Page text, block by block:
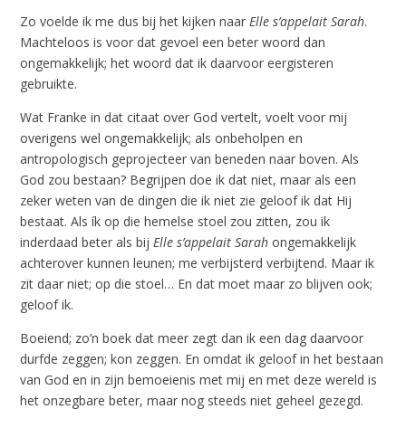
Zo voelde ik me dus bij het kijken naar Elle s’appelait Sarah.
Machteloos is voor dat gevoel een beter woord dan
ongemakkelijk; het woord dat ik daarvoor eergisteren
gebruikte.
Wat Franke in dat citaat over God vertelt, voelt voor mij
overigens wel ongemakkelijk; als onbeholpen en
antropologisch geprojecteer van beneden naar boven. Als
God zou bestaan? Begrijpen doe ik dat niet, maar als een
zeker weten van de dingen die ik niet zie geloof ik dat Hij
bestaat. Als ík op die hemelse stoel zou zitten, zou ik
inderdaad beter als bij Elle s’appelait Sarahongemakkelijk
achterover kunnen leunen; me verbijsterd verbijtend. Maar ik
zit daar niet; op die stoel… En dat moet maar zo blijven ook;
geloof ik.
Boeiend; zo’n boek dat meer zegt dan ik een dag daarvoor
durfde zeggen; kon zeggen. En omdat ik geloof in het bestaan
van God en in zijn bemoeienis met mij en met deze wereld is
het onzegbare beter, maar nog steeds niet geheel gezegd.